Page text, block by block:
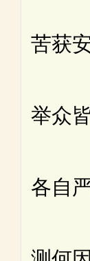
照
苦获
导
举众
种
各自
天